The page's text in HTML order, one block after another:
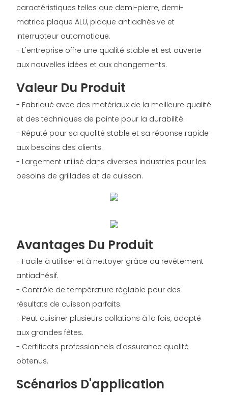
caractéristiques telles que demi-pierre, demi-
matrice plaque ALU, plaque antiadhésive et
interrupteur automatique.
- L'entreprise offre une qualité stable et est ouverte
aux nouvelles idées et aux changements.
Valeur Du Produit
- Fabriqué avec des matériaux de la meilleure qualité
et des techniques de pointe pour la durabilité.
- Réputé pour sa qualité stable et sa réponse rapide
aux besoins des clients.
- Largement utilisé dans diverses industries pour les
besoins de grillades et de cuisson.
Avantages Du Produit
- Facile à utiliser et à nettoyer grâce au revêtement
antiadhésif.
- Contrôle de température réglable pour des
résultats de cuisson parfaits.
- Peut cuisiner plusieurs collations à la fois, adapté
aux grandes fêtes.
- Certificats professionnels d'assurance qualité
obtenus.
Scénarios D'application